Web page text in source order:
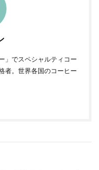
」でスペシャルティコー
者。世界各国のコーヒー